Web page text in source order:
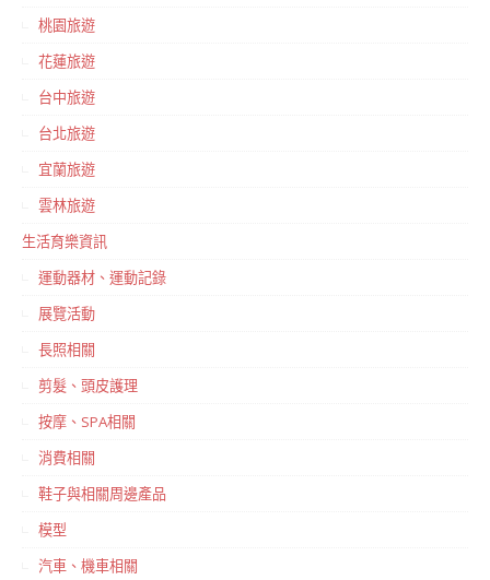
桃園旅遊
花蓮旅遊
台中旅遊
台北旅遊
宜蘭旅遊
雲林旅遊
生活育樂資訊
運動器材、運動記錄
展覽活動
長照相關
剪髮、頭皮護理
按摩、SPA相關
消費相關
鞋子與相關周邊產品
模型
汽車、機車相關